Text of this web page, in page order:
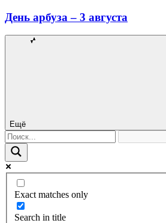
День арбуза – 3 августа
Ещё
Exact matches only
Search in title